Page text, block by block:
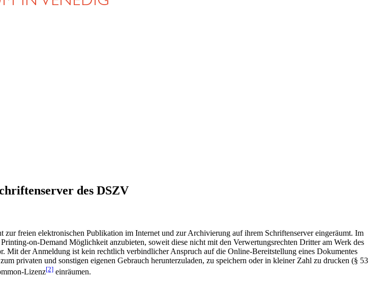
des DSZV
freien elektronischen Publikation im Internet und zur Archivierung auf ihrem Schriftenserver eingeräumt. Im
on-Demand Möglichkeit anzubieten, soweit diese nicht mit den Verwertungsrechten Dritter am Werk des
der Anmeldung ist kein rechtlich verbindlicher Anspruch auf die Online-Bereitstellung eines Dokumentes
privaten und sonstigen eigenen Gebrauch herunterzuladen, zu speichern oder in kleiner Zahl zu drucken (§ 53
Lizenz[2] einräumen.